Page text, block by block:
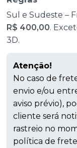
Sul e Sudeste –
R$ 400,00.
3D.
Atenção!
No caso de
envio e/ou
aviso prévio),
cliente será
rastreio no
política de